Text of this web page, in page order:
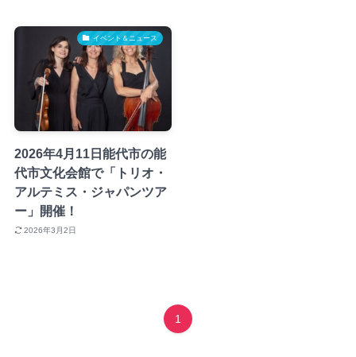
イベント＆ニュース
2026年4月11日能代市の能
代市文化会館で「トリオ・
アルテミス・ジャパンツア
ー」開催！
2026年3月2日
1